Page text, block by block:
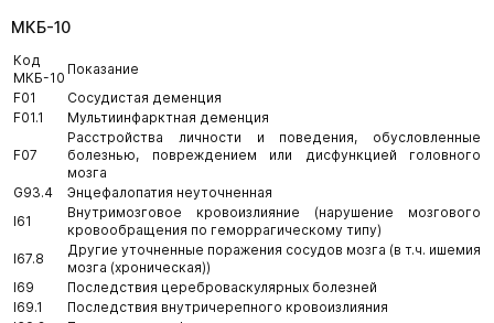
МКБ-10
Код
МКБ-10
Показание
F01
Сосудистая деменция
F01.1
Мультиинфарктная деменция
F07
Расстройства личности и поведения, обусловленные
болезнью, повреждением или дисфункцией головного
мозга
G93.4
Энцефалопатия неуточненная
I61
Внутримозговое кровоизлияние (нарушение мозгового
кровообращения по геморрагическому типу)
I67.8
Другие уточненные поражения сосудов мозга (в т.ч. ишемия
мозга (хроническая))
I69
Последствия цереброваскулярных болезней
I69.1
Последствия внутричерепного кровоизлияния